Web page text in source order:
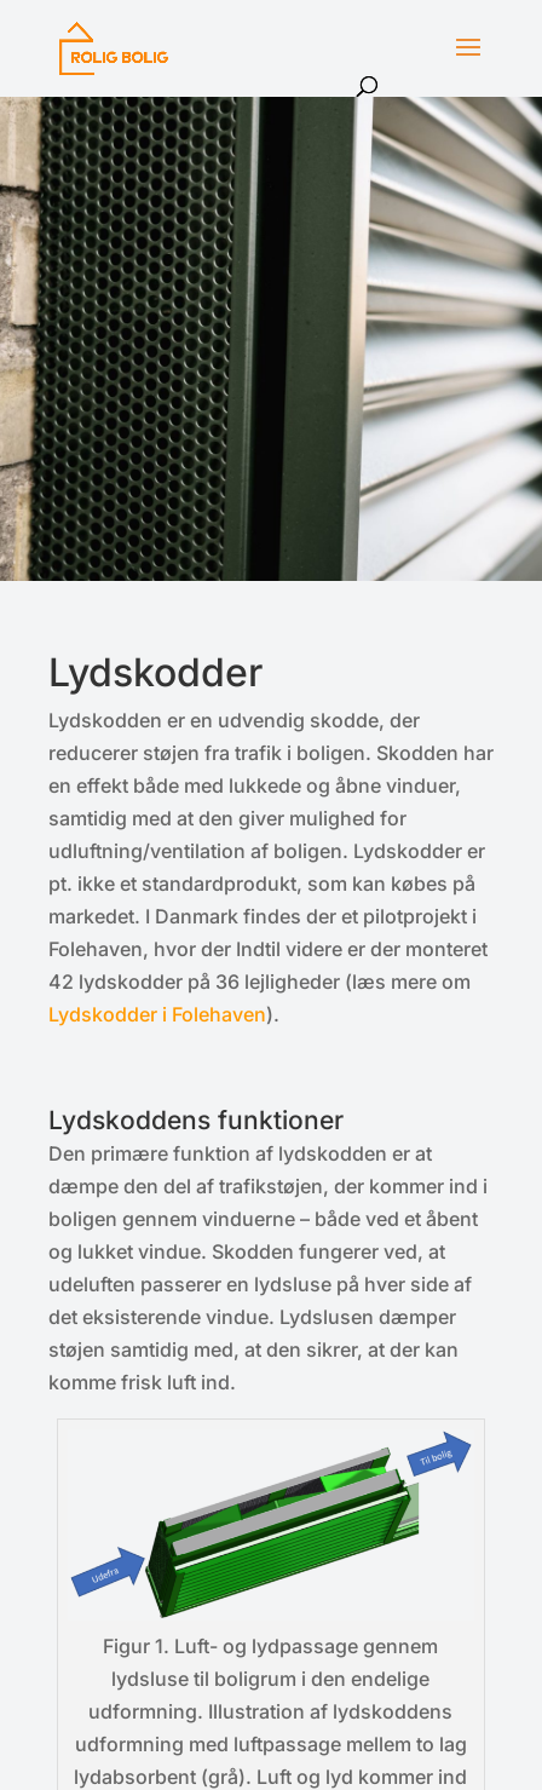
Lydskodder
Lydskodden er en udvendig skodde, der
reducerer støjen fra trafik i boligen. Skodden har
en effekt både med lukkede og åbne vinduer,
samtidig med at den giver mulighed for
udluftning/ventilation af boligen. Lydskodder er
pt. ikke et standardprodukt, som kan købes på
markedet. I Danmark findes der et pilotprojekt i
Folehaven, hvor der Indtil videre er der monteret
42 lydskodder på 36 lejligheder (læs mere om
Lydskodder i Folehaven).
Lydskoddens funktioner
Den primære funktion af lydskodden er at
dæmpe den del af trafikstøjen, der kommer ind i
boligen gennem vinduerne – både ved et åbent
og lukket vindue. Skodden fungerer ved, at
udeluften passerer en lydsluse på hver side af
det eksisterende vindue. Lydslusen dæmper
støjen samtidig med, at den sikrer, at der kan
komme frisk luft ind.
Figur 1. Luft- og lydpassage gennem
lydsluse til boligrum i den endelige
udformning. Illustration af lydskoddens
udformning med luftpassage mellem to lag
lydabsorbent (grå). Luft og lyd kommer ind